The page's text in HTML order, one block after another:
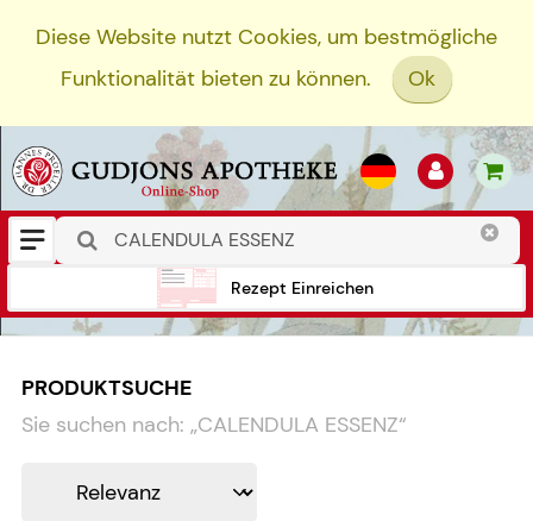
Diese Website nutzt Cookies, um bestmögliche
Funktionalität bieten zu können.
Ok
Rezept Einreichen
PRODUKTSUCHE
Sie suchen nach: „CALENDULA ESSENZ“